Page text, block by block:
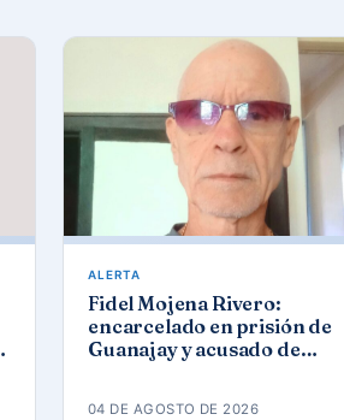
ALERTA
Fidel Mojena Rivero:
encarcelado en prisión de
Guanajay y acusado de
04 DE AGOSTO DE 2026